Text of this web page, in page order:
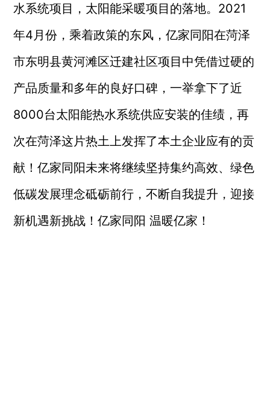
水系统项目，太阳能采暖项目的落地。2021
年4月份，乘着政策的东风，亿家同阳在菏泽
市东明县黄河滩区迁建社区项目中凭借过硬的
产品质量和多年的良好口碑，一举拿下了近
8000台太阳能热水系统供应安装的佳绩，再
次在菏泽这片热土上发挥了本土企业应有的贡
献！亿家同阳未来将继续坚持集约高效、绿色
低碳发展理念砥砺前行，不断自我提升，迎接
新机遇新挑战！亿家同阳 温暖亿家！